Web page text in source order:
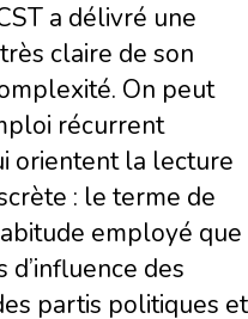
a délivré une
claire de son
On peut
récurrent
orientent la lecture
: le terme de
employé que
des
partis politiques et